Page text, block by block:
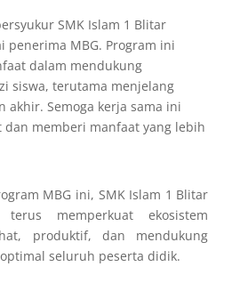
SMK Islam 1 Blitar
penerima MBG. Program ini
dalam mendukung
siswa, terutama menjelang
akhir. Semoga kerja sama ini
memberi manfaat yang lebih
MBG ini, SMK Islam 1 Blitar
memperkuat ekosistem
produktif, dan mendukung
seluruh peserta didik.